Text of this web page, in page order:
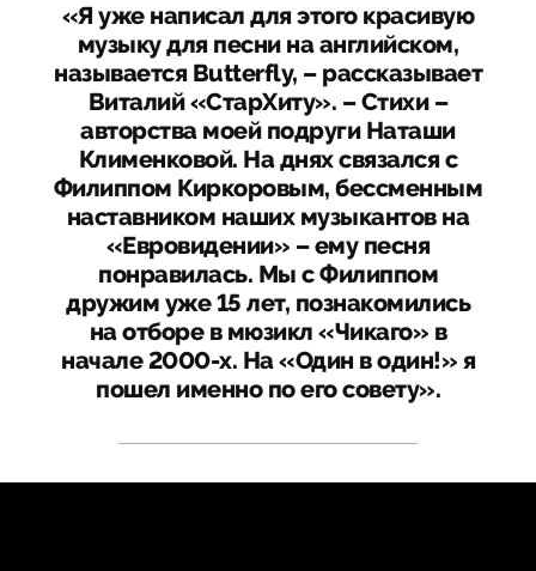
«Я уже написал для этого красивую
музыку для песни на английском,
называется Butterfly, – рассказывает
Виталий «СтарХиту». – Стихи –
авторства моей подруги Наташи
Клименковой. На днях связался с
Филиппом Киркоровым, бессменным
наставником наших музыкантов на
«Евровидении» – ему песня
понравилась. Мы с Филиппом
дружим уже 15 лет, познакомились
на отборе в мюзикл «Чикаго» в
начале 2000-х. На «Один в один!» я
пошел именно по его совету».